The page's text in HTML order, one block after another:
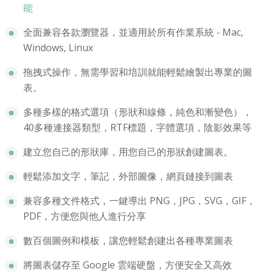
能
全面兼容各款瀏覽器，並適用於所有作業系統 - Mac,
Windows, Linux
拖拽式操作，無需學習和培訓就能輕鬆繪製出專業的圖
表。
多種多樣的格式選項（形狀和線條，純色和漸變色），
40多種連接器類型，RTF標題，字體選項，陰影效果等
建立您自己的形狀庫，用您自己的形狀創建圖表。
輕鬆添加文字，筆記，外部圖像，網頁鏈接到圖表
兼容多種文件格式，一鍵導出 PNG，JPG，SVG，GIF，
PDF，方便您與他人進行分享
數百個圖例和模板，讓您輕鬆創建出各種專業圖表
將圖表儲存至 Google 雲端硬盤，方便安全又高效